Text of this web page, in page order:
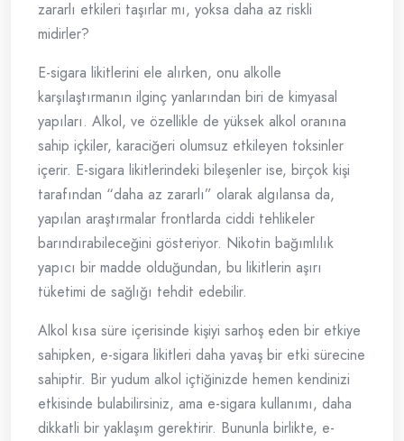
zararlı etkileri taşırlar mı, yoksa daha az riskli
midirler?
E-sigara likitlerini ele alırken, onu alkolle
karşılaştırmanın ilginç yanlarından biri de kimyasal
yapıları. Alkol, ve özellikle de yüksek alkol oranına
sahip içkiler, karaciğeri olumsuz etkileyen toksinler
içerir. E-sigara likitlerindeki bileşenler ise, birçok kişi
tarafından “daha az zararlı” olarak algılansa da,
yapılan araştırmalar frontlarda ciddi tehlikeler
barındırabileceğini gösteriyor. Nikotin bağımlılık
yapıcı bir madde olduğundan, bu likitlerin aşırı
tüketimi de sağlığı tehdit edebilir.
Alkol kısa süre içerisinde kişiyi sarhoş eden bir etkiye
sahipken, e-sigara likitleri daha yavaş bir etki sürecine
sahiptir. Bir yudum alkol içtiğinizde hemen kendinizi
etkisinde bulabilirsiniz, ama e-sigara kullanımı, daha
dikkatli bir yaklaşım gerektirir. Bununla birlikte, e-